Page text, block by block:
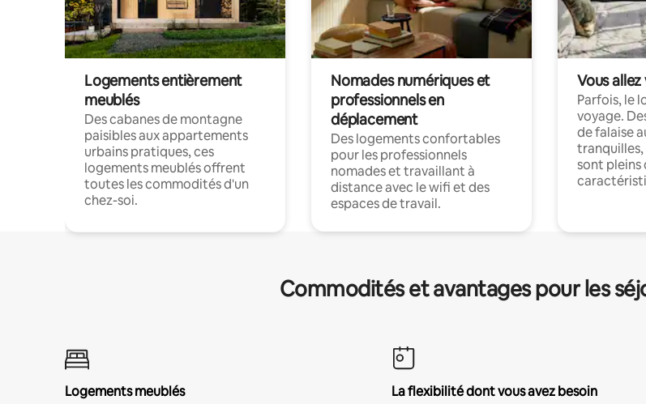
Logements entièrement
meublés
Des cabanes de montagne
paisibles aux appartements
urbains pratiques, ces
logements meublés offrent
toutes les commodités d'un
chez-soi.
Nomades numériques et
professionnels en
déplacement
Des logements confortables
pour les professionnels
nomades et travaillant à
distance avec le wifi et des
espaces de travail.
Vous
Parfois, le
voyage.
de falaise
sont pleins
Commodités et avantages pour les
Logements meublés
La flexibilité dont vous avez besoin